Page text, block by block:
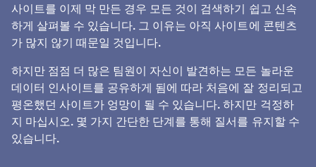
사이트를 이제 막 만든 경우 모든 것이 검색하기 쉽고 신속
하게 살펴볼 수 있습니다. 그 이유는 아직 사이트에 콘텐츠
가 많지 않기 때문일 것입니다.
하지만 점점 더 많은 팀원이 자신이 발견하는 모든 놀라운
데이터 인사이트를 공유하게 됨에 따라 처음에 잘 정리되고
평온했던 사이트가 엉망이 될 수 있습니다. 하지만 걱정하
지 마십시오. 몇 가지 간단한 단계를 통해 질서를 유지할 수
있습니다.